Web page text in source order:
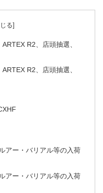
R2、店頭抽選、
R2、店頭抽選、
アー・バリアル等の入荷
アー・バリアル等の入荷